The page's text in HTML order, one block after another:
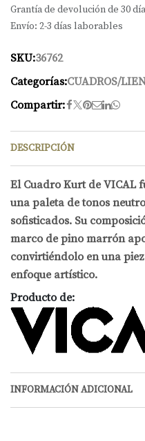
Grantía de devolución de 30
Envío: 2-3 días laborables
SKU:36762
Categorías:CUADROS/
Compartir:
DESCRIPCIÓN
El Cuadro Kurt de VICAL
una paleta de tonos
sofisticados. Su
marco de pino marrón
convirtiéndolo en una
enfoque artístico.
Producto de:
INFORMACIÓN ADICIONAL